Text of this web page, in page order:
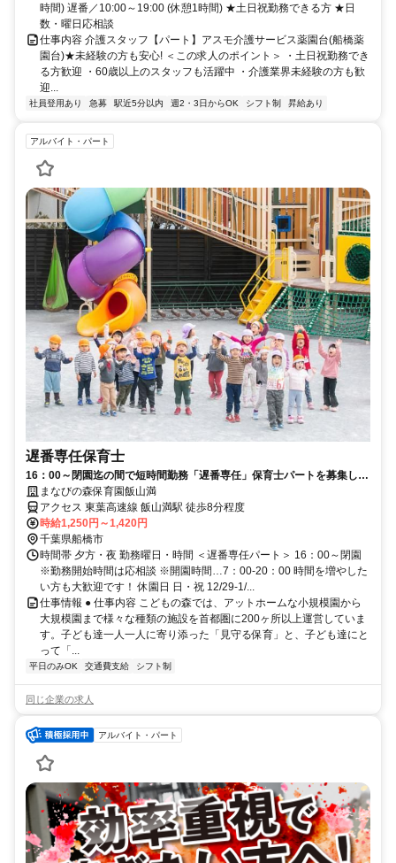
時間) 遅番／10:00～19:00 (休憩1時間) ★土日祝勤務できる方 ★日
数・曜日応相談
仕事内容 介護スタッフ【パート】アスモ介護サービス薬園台(船橋薬
園台)★未経験の方も安心! ＜この求人のポイント＞ ・土日祝勤務でき
る方歓迎 ・60歳以上のスタッフも活躍中 ・介護業界未経験の方も歓
迎...
社員登用あり 急募 駅近5分以内 週2・3日からOK シフト制 昇給あり
アルバイト・パート
遅番専任保育士
16：00～閉園迄の間で短時間勤務「遅番専任」保育士パートを募集しま
す！週3日～シフトOK！
まなびの森保育園飯山満
アクセス 東葉高速線 飯山満駅 徒歩8分程度
時給1,250円～1,420円
千葉県船橋市
時間帯 夕方・夜 勤務曜日・時間 ＜遅番専任パート＞ 16：00～閉園
※勤務開始時間は応相談 ※開園時間…7：00-20：00 時間を増やした
い方も大歓迎です！ 休園日 日・祝 12/29-1/...
仕事情報 ● 仕事内容 こどもの森では、アットホームな小規模園から
大規模園まで様々な種類の施設を首都圏に200ヶ所以上運営していま
す。子ども達一人一人に寄り添った「見守る保育」と、子ども達にと
って「...
平日のみOK 交通費支給 シフト制
同じ企業の求人
アルバイト・パート